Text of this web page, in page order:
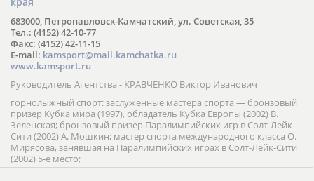
683000, Петропавловск-Камчатский, ул. Советская, 35
Тел.: (4152) 42-10-77
Факс: (4152) 42-11-15
E-mail: kamsport@mail.kamchatka.ru
www.kamsport.ru
Руководитель Агентства - КРАВЧЕНКО Виктор Иванович
горнолыжный спорт: заслуженные мастера спорта — бронзовый
призер Кубка мира (1997), обладатель Кубка Европы (2002) В.
Зеленская; бронзовый призер Паралимпийских игр в Солт-Лейк-
Сити (2002) А. Мошкин; мастер спорта международного класса О.
Мирясова, занявшая на Паралимпийских играх в Солт-Лейк-Сити
(2002) 5-е место;